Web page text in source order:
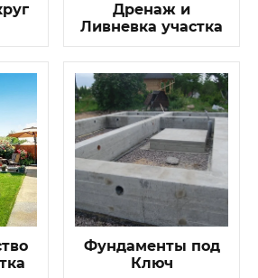
Дренаж и
Ливневка участка
Фундаменты под
Ключ